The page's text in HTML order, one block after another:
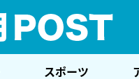
スポーツ